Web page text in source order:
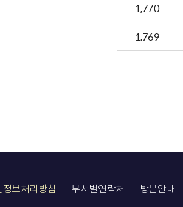
1,770
1,769
정보처리방침 부서별연락처 방문안내